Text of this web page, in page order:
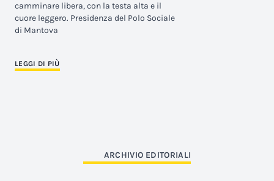
camminare libera, con la testa alta e il
cuore leggero. Presidenza del Polo Sociale
di Mantova
LEGGI DI PIÙ
ARCHIVIO EDITORIALI